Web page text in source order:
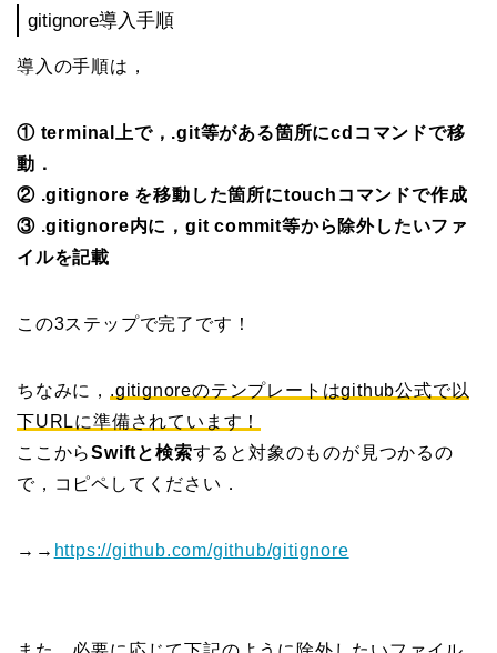
gitignore導入手順
導入の手順は，
① terminal上で，.git等がある箇所にcdコマンドで移
動．
② .gitignore を移動した箇所にtouchコマンドで作成
③ .gitignore内に，git commit等から除外したいファ
イルを記載
この3ステップで完了です！
ちなみに， .gitignoreのテンプレートはgithub公式で以
下URLに準備されています！
ここからSwiftと検索すると対象のものが見つかるの
で，コピペしてください．
→→ https://github.com/github/gitignore